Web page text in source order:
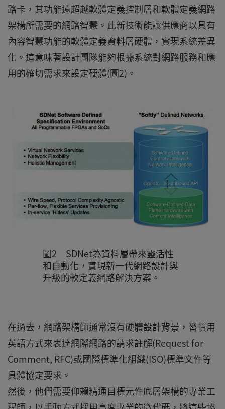
路卡，其功能遠超越軟體定義控制層和軟體定義網路
架構所需要的網路智慧。此新技術能讓供應商以具有
內容智慧功能的軟體定義資料層硬體，實現系統差異
化。這意味著設計團隊能夠根據系統對網路服務和應
用的確切需求來設定硬體(圖2)。
圖2 SDNet為資料層帶來靈活性
和自動化，實現新一代網路設計與
升級的軟定義網路解決方案。
在過去，網路架構師通常沒有硬體設計背景，習慣用
英語方式來表達網際網路的請求註解(Request for
Comment, RFC)或國際標準化組織(ISO)標準文件等
具體協定要求。
然後，他們需要仰賴精通目標元件底層架構的專業工